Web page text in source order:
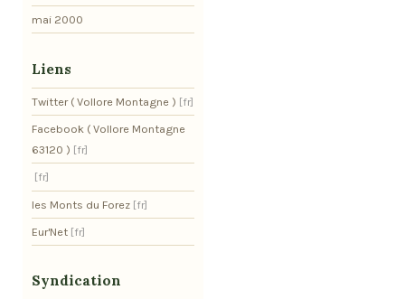
mai 2000
Liens
Twitter ( Vollore Montagne )
Facebook ( Vollore Montagne
63120 )
les Monts du Forez
Eur'Net
Syndication